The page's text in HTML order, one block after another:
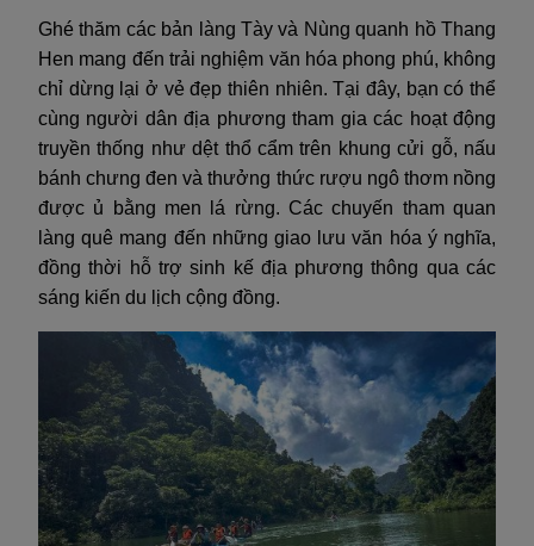
Ghé thăm các bản làng Tày và Nùng quanh hồ Thang
Hen mang đến trải nghiệm văn hóa phong phú, không
chỉ dừng lại ở vẻ đẹp thiên nhiên. Tại đây, bạn có thể
cùng người dân địa phương tham gia các hoạt động
truyền thống như dệt thổ cẩm trên khung cửi gỗ, nấu
bánh chưng đen và thưởng thức rượu ngô thơm nồng
được ủ bằng men lá rừng. Các chuyến tham quan
làng quê mang đến những giao lưu văn hóa ý nghĩa,
đồng thời hỗ trợ sinh kế địa phương thông qua các
sáng kiến du lịch cộng đồng.